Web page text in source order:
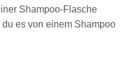
Shampoo-Flasche
es von einem Shampoo